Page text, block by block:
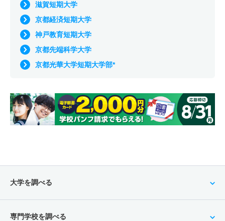
滋賀短期大学
京都経済短期大学
神戸教育短期大学
京都先端科学大学
京都光華大学短期大学部*
大学を調べる
専門学校を調べる